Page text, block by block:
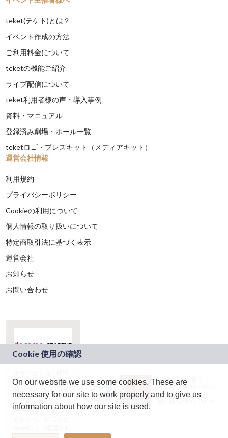
teket(テケト)とは？
イベント作成の方法
ご利用料金について
teketの機能ご紹介
ライブ配信について
teket利用者様の声・導入事例
資料・マニュアル
登録済み劇場・ホール一覧
teketロゴ・プレスキット（メディアキット）
運営会社情報
利用規約
プライバシーポリシー
Cookieの利用について
個人情報の取り扱いについて
特定商取引法に基づく表示
運営会社
お知らせ
お問い合わせ
ドコモグループの新
規事業創出プログラ
ム「docomo
STARTUP」を通じて
JASRAC許諾番号：
9024936001Y45037
JASRAC許諾番号：
On our website we use some cookies. These are
necessary for our site to work properly and to give us
information about how our site is used.